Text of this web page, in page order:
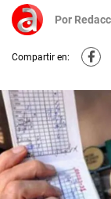
Por
Compartir en: